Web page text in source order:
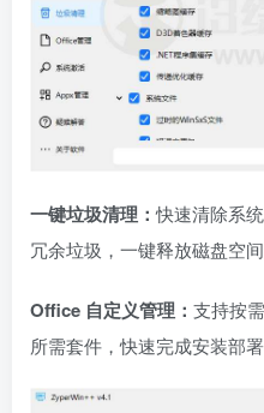
一键垃圾清理：快速清除系
冗余垃圾，一键释放磁盘空间
Office 自定义管理： 支持按
所需套件，快速完成安装部署